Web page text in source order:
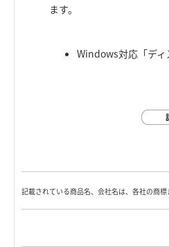
ます。
Windows対応「ディ
記載されている商品名、会社名は、各社の商